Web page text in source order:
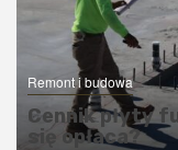
Remont i budowa
Cennik płyty
się opłaca?